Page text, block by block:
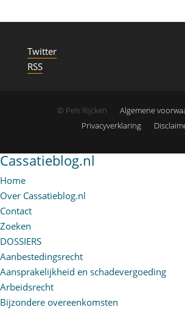
Twitter
RSS
© Pels Rijcken
Algemene
Privacyverklaring
Cassatieblog.nl
Home
Over Cassatieblog.nl
Contact
Zoeken
DOSSIERS
Aanbestedingsrecht
Aansprakelijkheid en schadevergoeding
Arbeidsrecht
Bijzondere overeenkomsten